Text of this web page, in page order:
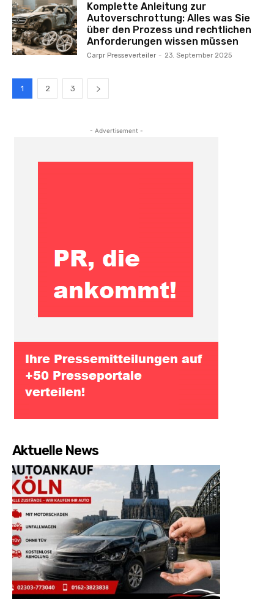
Komplette Anleitung zur
Autoverschrottung: Alles was Sie
über den Prozess und rechtlichen
Anforderungen wissen müssen
Carpr Presseverteiler - 23. September 2025
1 2 3
- Advertisement -
Aktuelle News